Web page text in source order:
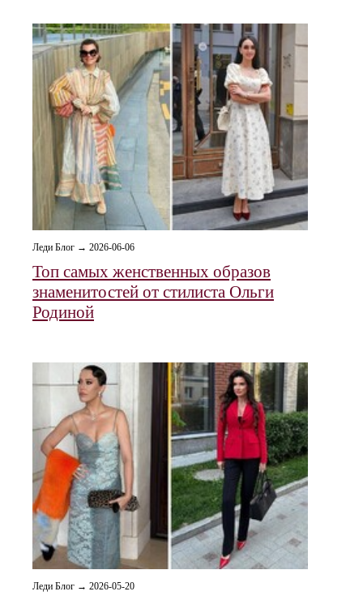
Леди Блог → 2026-06-06
Топ самых женственных образов
знаменитостей от стилиста Ольги
Родиной
Леди Блог → 2026-05-20